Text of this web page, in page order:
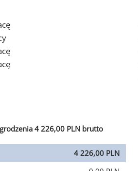
4 226,00 PLN brutto
4 226,00 PLN